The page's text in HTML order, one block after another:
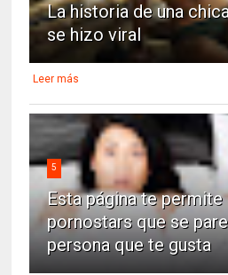
La historia de una
se hizo viral
Leer más
5
Esta página te
pornostars que se
persona que te gusta